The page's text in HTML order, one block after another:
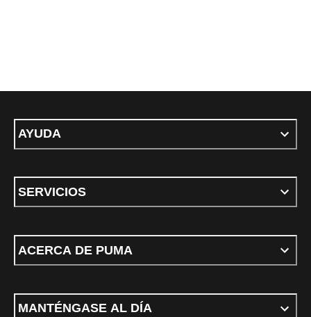
AYUDA
SERVICIOS
ACERCA DE PUMA
MANTÉNGASE AL DÍA